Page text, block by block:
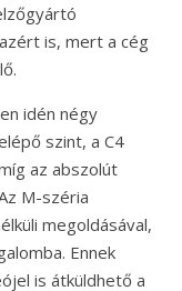
is, mert a cég
idén négy
szint, a C4
az abszolút
M-széria
megoldásával,
Ennek
is átküldhető a